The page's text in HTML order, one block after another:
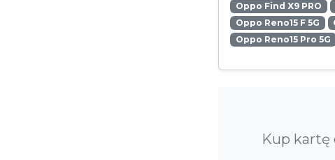
Oppo Find X9 PRO
Oppo Reno15 F 5G
Oppo Reno15 Pro 5G
Kup kartę